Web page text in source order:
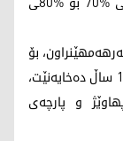
بۆ
ئەوەی سوپای سووریا بنیات بنرێتەوە زیاتر لە 10 ساڵ دەخایەنێت،
و پارچەی